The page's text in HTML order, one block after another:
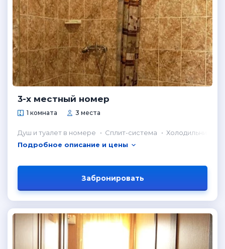
3-х местный номер
1 комната 3 места
Душ и туалет в номере Сплит-система
Холодильник в
Подробное описание и цены
Забронировать